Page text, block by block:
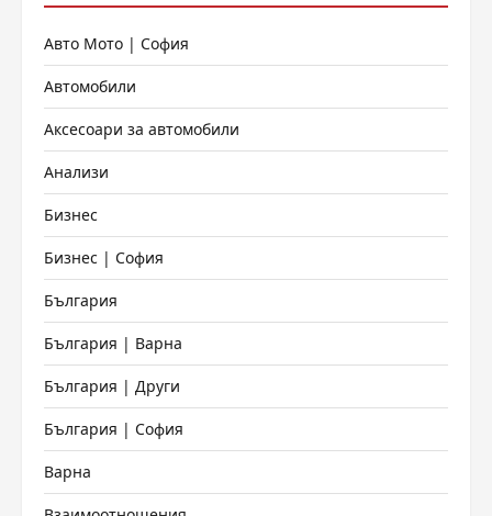
Авто Мото | София
Автомобили
Аксесоари за автомобили
Анализи
Бизнес
Бизнес | София
България
България | Варна
България | Други
България | София
Варна